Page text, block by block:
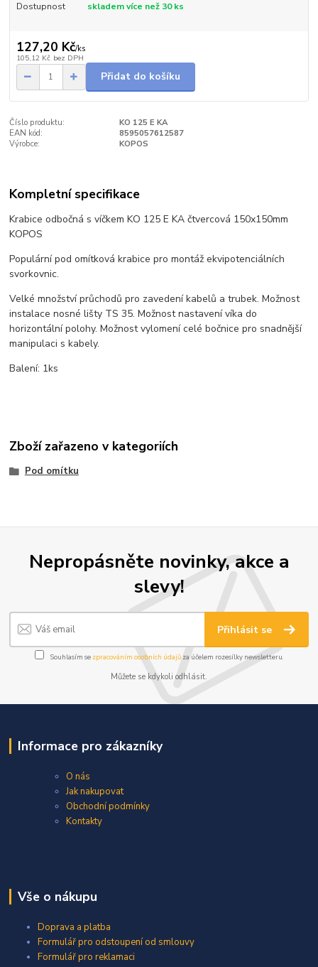
Dostupnost skladem více než 30 ks
127,20 Kč/ks
105,12 Kč bez DPH
Přidat do košíku
Číslo produktu:
KO 125 E KA
EAN kód:
8595057612587
Výrobce:
KOPOS
Kompletní specifikace
Krabice odbočná s víčkem KO 125 E KA čtvercová 150x150mm
KOPOS
Populární pod omítková krabice pro montáž ekvipotenciálních
svorkovnic.
Velké množství průchodů pro zavedení kabelů a trubek. Možnost
instalace nosné lišty TS 35. Možnost nastavení víka do
horizontální polohy. Možnost vylomení celé bočnice pro snadnější
manipulaci s kabely.
Balení: 1ks
Zboží zařazeno v kategoriích
Pod omítku
Nepropásněte novinky, akce a
slevy!
Přihlásit se
Souhlasím se zpracováním osobních údajůza účelem rozesílky newsletteru.
Můžete se kdykoli odhlásit.
Informace pro zákazníky
O nás
Jak nakupovat
Obchodní podmínky
Kontakty
Vše o nákupu
Doprava a platba
Formulář pro odstoupení od smlouvy
Formulář pro reklamaci